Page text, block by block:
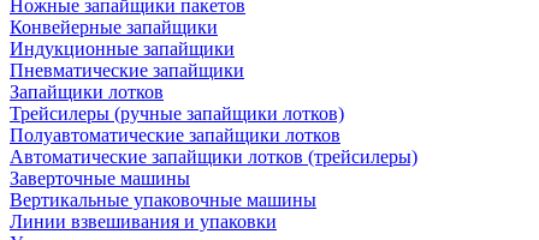
Ножные запайщики пакетов
Конвейерные запайщики
Индукционные запайщики
Пневматические запайщики
Запайщики лотков
Трейсилеры (ручные запайщики лотков)
Полуавтоматические запайщики лотков
Автоматические запайщики лотков (трейсилеры)
Заверточные машины
Вертикальные упаковочные машины
Линии взвешивания и упаковки